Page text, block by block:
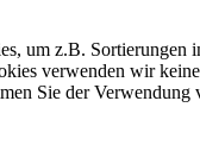
um z.B. Sortierungen
verwenden wir
Sie der Verwendung